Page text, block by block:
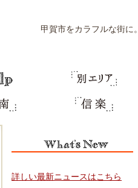
甲賀市をカラフルな街に。
詳しい最新ニュースはこちら